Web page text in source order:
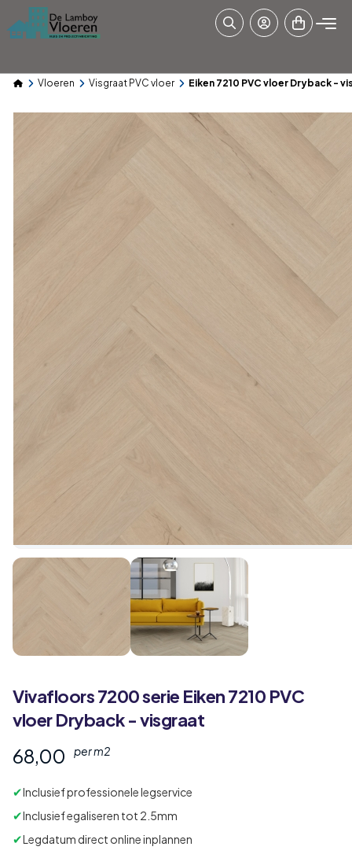
Vloeren Visgraat PVC vloer Eiken 7210 PVC vloer Dryback -
Vivafloors7200 serie Eiken 7210 PVC
vloer Dryback - visgraat
68,00 per m2
✔Inclusief professionele legservice
✔Inclusief egaliseren tot 2.5mm
✔Legdatum direct online inplannen